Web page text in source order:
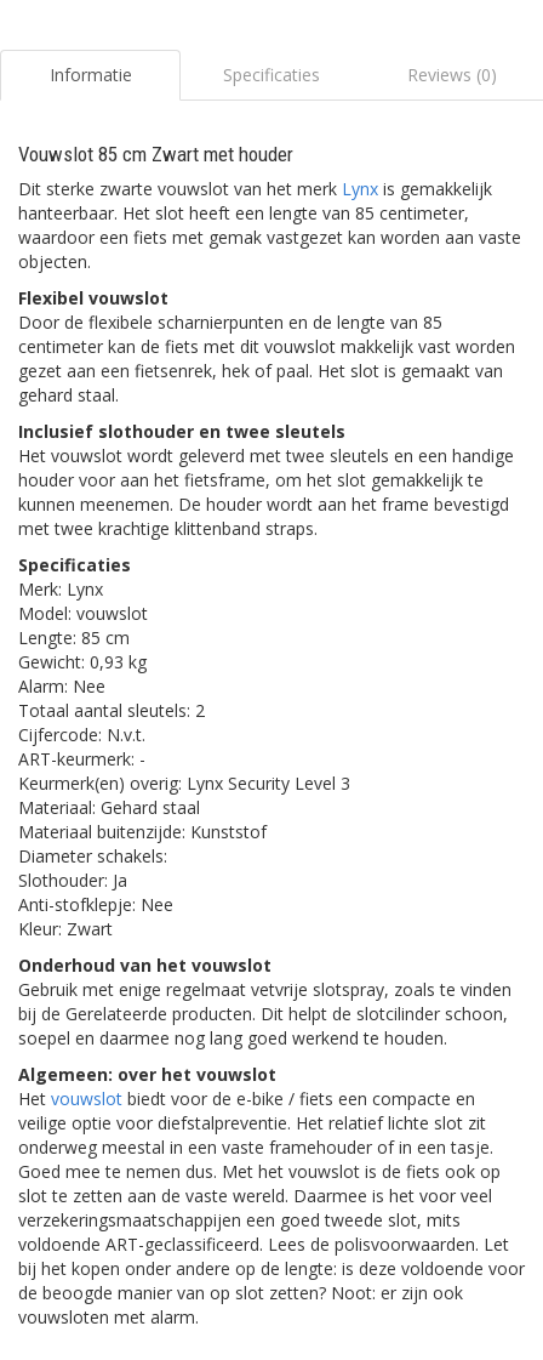
Informatie Specificaties Reviews (0)
Vouwslot 85 cm Zwart met houder
Dit sterke zwarte vouwslot van het merk Lynx is gemakkelijk
hanteerbaar. Het slot heeft een lengte van 85 centimeter,
waardoor een fiets met gemak vastgezet kan worden aan vaste
objecten.
Flexibel vouwslot
Door de flexibele scharnierpunten en de lengte van 85
centimeter kan de fiets met dit vouwslot makkelijk vast worden
gezet aan een fietsenrek, hek of paal. Het slot is gemaakt van
gehard staal.
Inclusief slothouder en twee sleutels
Het vouwslot wordt geleverd met twee sleutels en een handige
houder voor aan het fietsframe, om het slot gemakkelijk te
kunnen meenemen. De houder wordt aan het frame bevestigd
met twee krachtige klittenband straps.
Specificaties
Merk: Lynx
Model: vouwslot
Lengte: 85 cm
Gewicht: 0,93 kg
Alarm: Nee
Totaal aantal sleutels: 2
Cijfercode: N.v.t.
ART-keurmerk: -
Keurmerk(en) overig: Lynx Security Level 3
Materiaal: Gehard staal
Materiaal buitenzijde: Kunststof
Diameter schakels:
Slothouder: Ja
Anti-stofklepje: Nee
Kleur: Zwart
Onderhoud van het vouwslot
Gebruik met enige regelmaat vetvrije slotspray, zoals te vinden
bij de Gerelateerde producten. Dit helpt de slotcilinder schoon,
soepel en daarmee nog lang goed werkend te houden.
Algemeen: over het vouwslot
Het vouwslot biedt voor de e-bike / fiets een compacte en
veilige optie voor diefstalpreventie. Het relatief lichte slot zit
onderweg meestal in een vaste framehouder of in een tasje.
Goed mee te nemen dus. Met het vouwslot is de fiets ook op
slot te zetten aan de vaste wereld. Daarmee is het voor veel
verzekeringsmaatschappijen een goed tweede slot, mits
voldoende ART-geclassificeerd. Lees de polisvoorwaarden. Let
bij het kopen onder andere op de lengte: is deze voldoende voor
de beoogde manier van op slot zetten? Noot: er zijn ook
vouwsloten met alarm.